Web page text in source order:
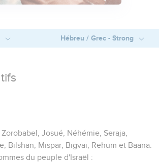
Hébreu / Grec - Strong
Zorobabel, Josué, Néhémie, Seraja,
Bilshan, Mispar, Bigvaï, Rehum et Baana.
du peuple d'Israël :